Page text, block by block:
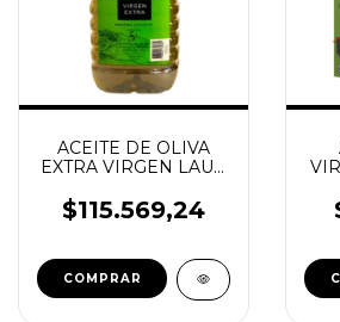
ACEITE DE OLIVA
EXTRA VIRGEN LAUR
$115.569,24